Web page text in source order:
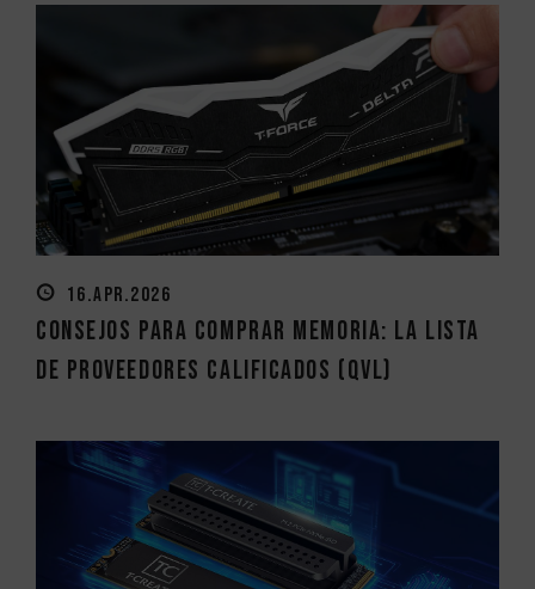
16.APR.2026
Consejos para Comprar Memoria: La Lista
de Proveedores Calificados (QVL)